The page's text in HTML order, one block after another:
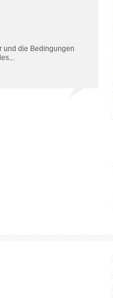
und die Bedingungen